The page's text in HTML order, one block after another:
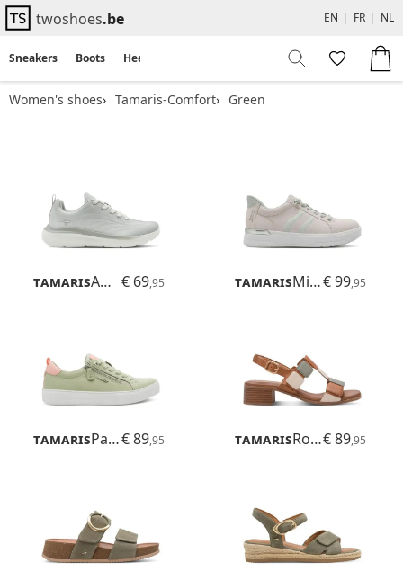
twoshoes.be EN | FR | NL
Sneakers Boots Heels
Women's shoes Tamaris-Comfort Green
Tamaris Amelie € 69,95 Tamaris Milly€ 99,95
Tamaris Patrizia€ 89,95 Tamaris Rosalie€ 89,95